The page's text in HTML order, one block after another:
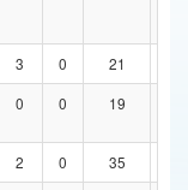
3 0 21
0 0 19
2 0 35